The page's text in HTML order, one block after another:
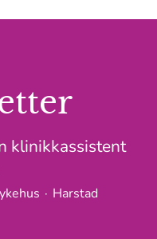
klinikkassistent
· Harstad